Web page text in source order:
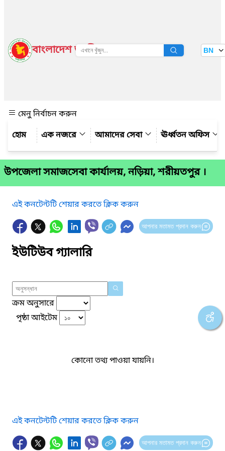
বাংলাদেশ জাতীয় তথ্য বাতায়ন BN
মেনু নির্বাচন করুন
এক নজরে
আমাদের সেবা ঊর্ধ্বতন অফিস
উপজেলা সমাজসেবা কার্যালয়, নড়িয়া, শরীয়তপুর ।
এই কনটেন্টটি শেয়ার করতে ক্লিক করুন
আপনার মতামত প্রদান করুন
ইউটিউব গ্যালারি
ক্রম অনুসারে
পৃষ্ঠা আইটেম
কোনো তথ্য পাওয়া যায়নি।
এই কনটেন্টটি শেয়ার করতে ক্লিক করুন
আপনার মতামত প্রদান করুন